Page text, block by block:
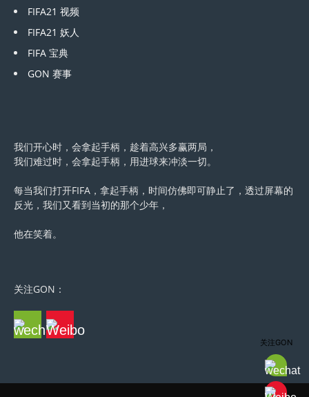
FIFA21 视频
FIFA21 妖人
FIFA 宝典
GON 赛事
我们开心时，会拿起手柄，趁着高兴多赢两局，
我们难过时，会拿起手柄，用进球来冲淡一切。
每当我们打开FIFA，拿起手柄，时间仿佛即可静止了，透过屏幕的
反光，我们又看到当初的那个少年，
他在笑着。
关注GON：
关注GON